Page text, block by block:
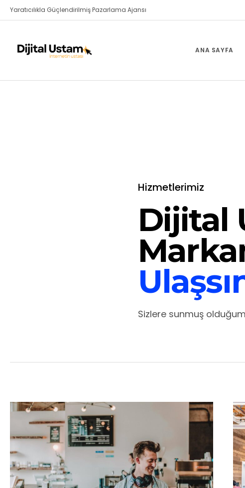
Yaratıcılıkla Güçlendirilmiş Pazarlama Ajansı
ANA SAYFA
Hizmetlerimiz
Dijital
Sizlere sunmuş